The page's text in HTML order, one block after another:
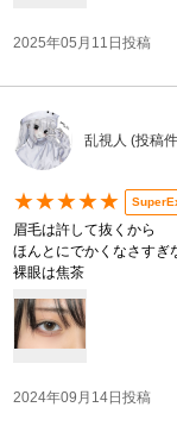
2025年05月11日投稿
乱視人 (投稿
★★★★★
眉毛は許して抜くから
ほんとにでかくなさすぎ
裸眼は焦茶
2024年09月14日投稿